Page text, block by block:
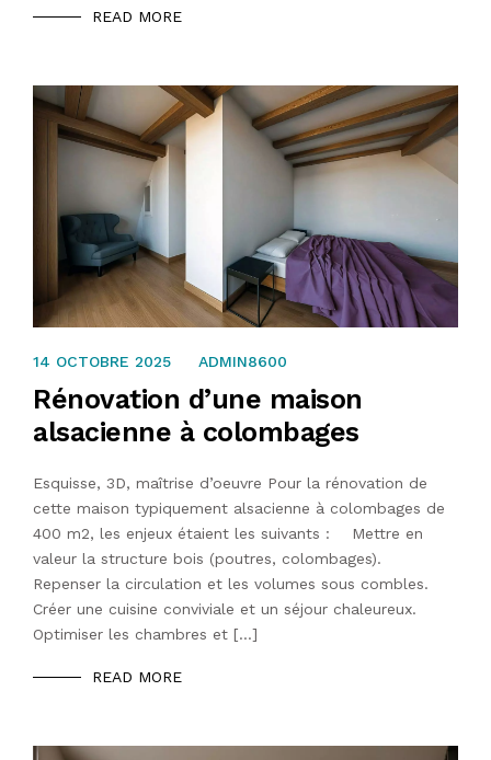
READ MORE
14 OCTOBRE 2025
14 OCTOBRE 2025 ADMIN8600
Rénovation d’une maison
alsacienne à colombages
Esquisse, 3D, maîtrise d’oeuvre Pour la rénovation de
cette maison typiquement alsacienne à colombages de
400 m2, les enjeux étaient les suivants : Mettre en
valeur la structure bois (poutres, colombages).
Repenser la circulation et les volumes sous combles.
Créer une cuisine conviviale et un séjour chaleureux.
Optimiser les chambres et […]
READ MORE